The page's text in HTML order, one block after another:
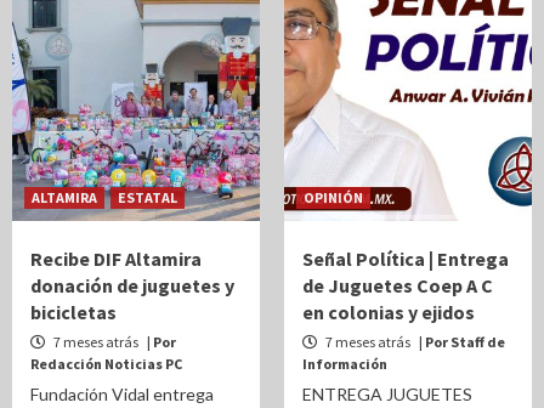
ALTAMIRA ESTATAL
Recibe DIF Altamira
donación de juguetes y
bicicletas
7 meses atrás | Por
Redacción Noticias PC
Fundación Vidal entrega
OPINIÓN
Señal Política | Entrega
de Juguetes Coep A C
en colonias y ejidos
7 meses atrás | Por Staff de
Información
ENTREGA JUGUETES